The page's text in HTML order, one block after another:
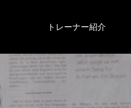
トレーナー紹介